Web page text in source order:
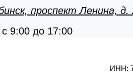
проспект Ленина,
9:00 до 17:00
ИНН: